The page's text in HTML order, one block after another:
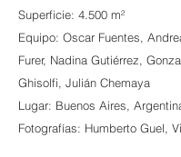
Superficie: 4.500 m²
Equipo: Oscar Fuentes,
Furer, Nadina Gutiérrez,
Ghisolfi, Julián Chemaya
Lugar: Buenos Aires,
Fotografías: Humberto Guel,